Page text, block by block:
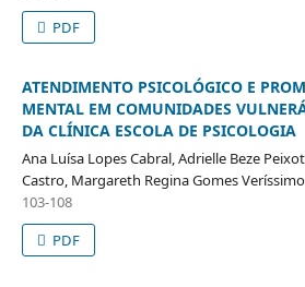
PDF
ATENDIMENTO PSICOLÓGICO E
MENTAL EM COMUNIDADES
DA CLÍNICA ESCOLA DE PSICOLOGIA
Ana Luísa Lopes Cabral, Adrielle Beze
Castro, Margareth Regina Gomes
103-108
PDF